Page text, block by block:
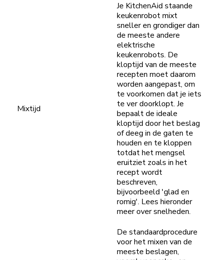
Mixtijd
Je KitchenAid staande
keukenrobot mixt
sneller en grondiger dan
de meeste andere
elektrische
keukenrobots. De
kloptijd van de meeste
recepten moet daarom
worden aangepast, om
te voorkomen dat je iets
te ver doorklopt. Je
bepaalt de ideale
kloptijd door het beslag
of deeg in de gaten te
houden en te kloppen
totdat het mengsel
eruitziet zoals in het
recept wordt
beschreven,
bijvoorbeeld 'glad en
romig'. Lees hieronder
meer over snelheden.
De standaardprocedure
voor het mixen van de
meeste beslagen,